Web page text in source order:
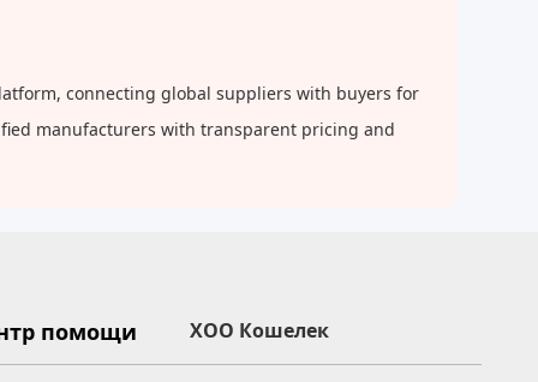
connecting global suppliers with buyers for
manufacturers with transparent pricing and
помощи XOO Кошелек